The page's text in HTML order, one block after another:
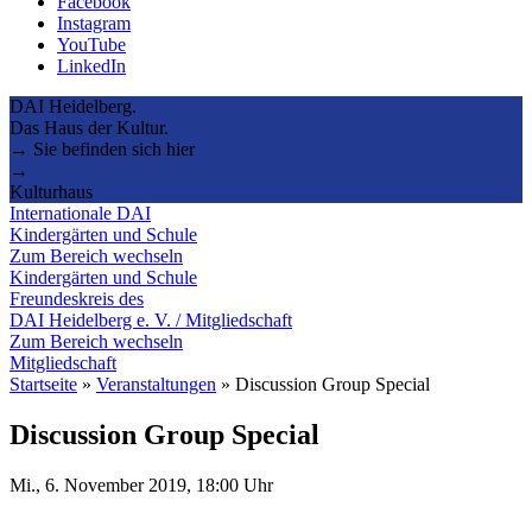
Instagram
YouTube
LinkedIn
DAI Heidelberg.
Das Haus der Kultur.
→ Sie befinden sich hier
→
Kulturhaus
Internationale DAI
Kindergärten und Schule
Zum Bereich wechseln
Kindergärten und Schule
Freundeskreis des
DAI Heidelberg e. V. / Mitgliedschaft
Zum Bereich wechseln
Mitgliedschaft
Startseite » Veranstaltungen » Discussion Group Special
Discussion Group Special
Mi., 6. November 2019, 18:00 Uhr